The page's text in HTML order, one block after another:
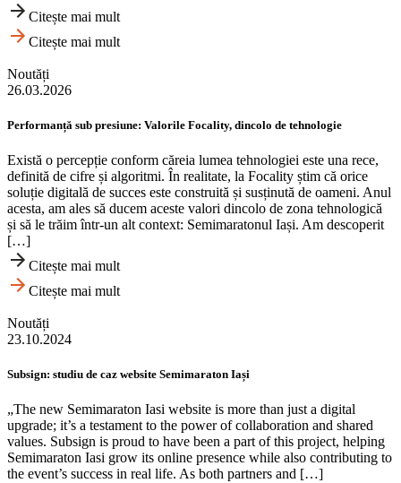
Citește mai mult
Citește mai mult
Noutăți
26.03.2026
Performanță sub presiune: Valorile Focality, dincolo de tehnologie
Există o percepție conform căreia lumea tehnologiei este una rece,
definită de cifre și algoritmi. În realitate, la Focality știm că orice
soluție digitală de succes este construită și susținută de oameni. Anul
acesta, am ales să ducem aceste valori dincolo de zona tehnologică
și să le trăim într-un alt context: Semimaratonul Iași. Am descoperit
[…]
Citește mai mult
Citește mai mult
Noutăți
23.10.2024
Subsign: studiu de caz website Semimaraton Iași
„The new Semimaraton Iasi website is more than just a digital
upgrade; it’s a testament to the power of collaboration and shared
values. Subsign is proud to have been a part of this project, helping
Semimaraton Iasi grow its online presence while also contributing to
the event’s success in real life. As both partners and […]